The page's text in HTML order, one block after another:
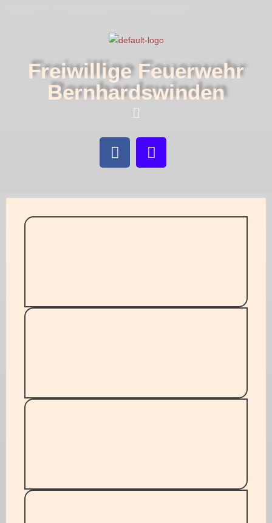
Freiwillige Feuerwehr
Bernhardswinden